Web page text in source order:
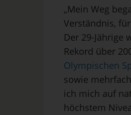
„Mein Weg
Verständnis,
Der 29-Jährige
Rekord über
Olympischen
sowie
ich mich auf
höchstem